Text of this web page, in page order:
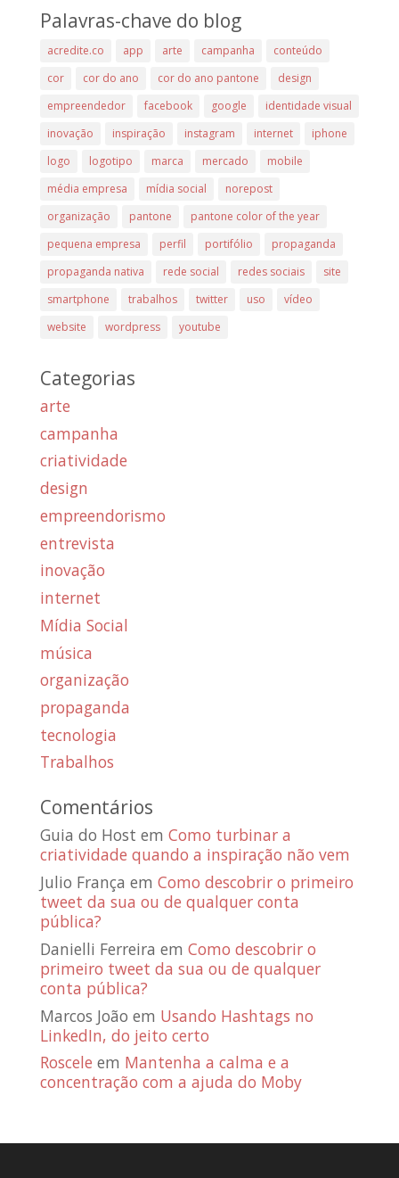
Palavras-chave do blog
acredite.co app arte campanha
conteúdo
cor
cor do ano cor do ano pantone
design
empreendedor
facebook google
identidade visual
inovação
inspiração instagram internet
iphone
logo
logotipo marca mercado
mobile
média empresa
mídia social
norepost
organização
pantone
pantone color of the year
pequena empresa
perfil portifólio
propaganda
propaganda nativa
rede social redes sociais
site
smartphone
trabalhos twitter uso
vídeo
website
wordpress youtube
Categorias
arte
campanha
criatividade
design
empreendorismo
entrevista
inovação
internet
Mídia Social
música
organização
propaganda
tecnologia
Trabalhos
Comentários
Guia do Host em Como turbinar a
criatividade quando a inspiração não vem
Julio França em Como descobrir o primeiro
tweet da sua ou de qualquer conta
pública?
Danielli Ferreira em Como descobrir o
primeiro tweet da sua ou de qualquer
conta pública?
Marcos João em Usando Hashtags no
LinkedIn, do jeito certo
Roscele em Mantenha a calma e a
concentração com a ajuda do Moby